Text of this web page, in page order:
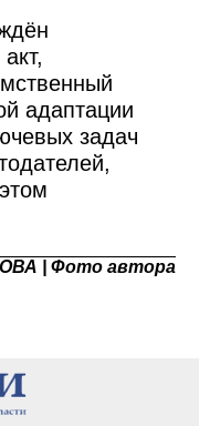
адаптации
задач
| Фото автора